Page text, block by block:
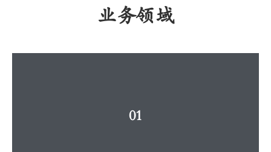
业务领域
01